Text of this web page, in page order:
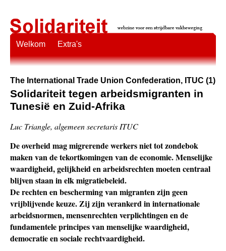
Welkom Extra's
The International Trade Union Confederation, ITUC (1)
Solidariteit tegen arbeidsmigranten in
Tunesië en Zuid-Afrika
Luc Triangle, algemeen secretaris ITUC
De overheid mag migrerende werkers niet tot zondebok
maken van de tekortkomingen van de economie. Menselijke
waardigheid, gelijkheid en arbeidsrechten moeten centraal
blijven staan in elk migratiebeleid.
De rechten en bescherming van migranten zijn geen
vrijblijvende keuze. Zij zijn verankerd in internationale
arbeidsnormen, mensenrechten verplichtingen en de
fundamentele principes van menselijke waardigheid,
democratie en sociale rechtvaardigheid.